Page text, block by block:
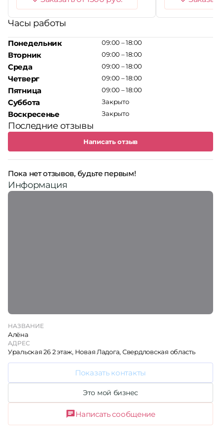
Часы работы
Понедельник
Вторник
Среда
Четверг
Пятница
Суббота
Воскресенье
09:00 – 18:00
09:00 – 18:00
09:00 – 18:00
09:00 – 18:00
09:00 – 18:00
Закрыто
Закрыто
Последние отзывы
Написать отзыв
Пока нет отзывов, будьте первым!
Информация
НАЗВАНИЕ
Алëна
АДРЕС
Уральская 26 2 этаж, Новая Ладога, Свердловская область
Показать контакты
Это мой бизнес
Написать сообщение